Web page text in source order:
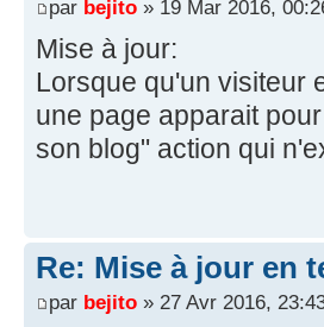
par bejito » 19 Mar 2016,
Mise à jour:
Lorsque qu'un visiteur
une page apparait
son blog" action qui
Re: Mise à jour en
par bejito » 27 Avr 2016,